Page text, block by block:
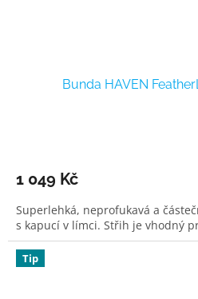
Bunda HAVEN
1 049 Kč
Superlehká, neprofukavá a
s kapucí v límci. Střih je vhodný
Tip